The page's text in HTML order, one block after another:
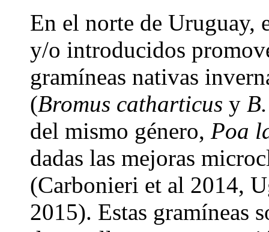
En el norte de Uruguay,
y/o introducidos
gramíneas nativas
(Bromus catharticus y
del mismo género, Poa
dadas las mejoras
(Carbonieri et al 2014,
2015). Estas gramíneas